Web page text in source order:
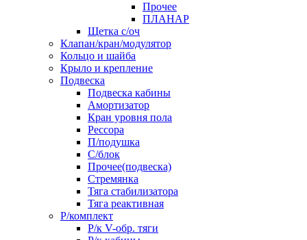
Прочее
ПЛАНАР
Щетка с/оч
Клапан/кран/модулятор
Кольцо и шайба
Крыло и крепление
Подвеска
Подвеска кабины
Амортизатор
Кран уровня пола
Рессора
П/подушка
С/блок
Прочее(подвеска)
Стремянка
Тяга стабилизатора
Тяга реактивная
Р/комплект
Р/к V-обр. тяги